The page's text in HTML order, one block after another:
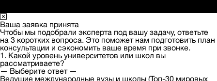
Ваша заявка принята
Чтобы мы подобрали эксперта под вашу задачу, ответьте
на 3 коротких вопроса. Это поможет нам подготовить план
консультации и сэкономить ваше время при звонке.
1. Какой уровень университетов или школ вы
рассматриваете?
— Выберите ответ —
Ведущие международные вузы и школы (Топ-30 мировых